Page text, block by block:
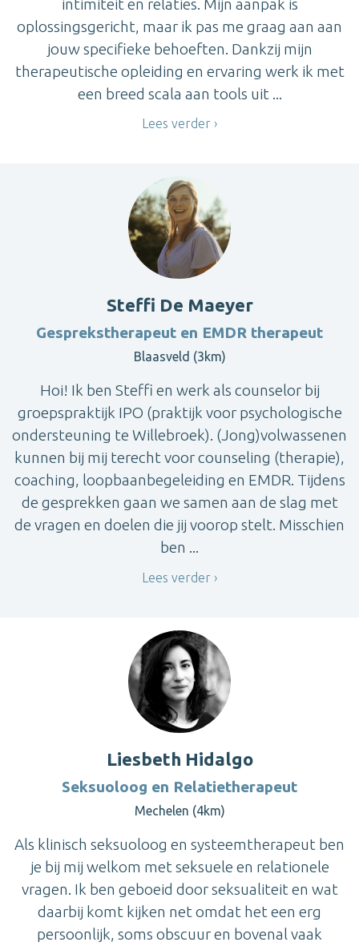
intimiteit en relaties. Mijn aanpak is
oplossingsgericht, maar ik pas me graag aan aan
jouw specifieke behoeften. Dankzij mijn
therapeutische opleiding en ervaring werk ik met
een breed scala aan tools uit ...
Lees verder
Steffi De Maeyer
Gesprekstherapeut en EMDR therapeut
Blaasveld (3km)
Hoi! Ik ben Steffi en werk als counselor bij
groepspraktijk IPO (praktijk voor psychologische
ondersteuning te Willebroek). (Jong)volwassenen
kunnen bij mij terecht voor counseling (therapie),
coaching, loopbaanbegeleiding en EMDR. Tijdens
de gesprekken gaan we samen aan de slag met
de vragen en doelen die jij voorop stelt. Misschien
ben ...
Lees verder
Liesbeth Hidalgo
Seksuoloog en Relatietherapeut
Mechelen (4km)
Als klinisch seksuoloog en systeemtherapeut ben
je bij mij welkom met seksuele en relationele
vragen. Ik ben geboeid door seksualiteit en wat
daarbij komt kijken net omdat het een erg
persoonlijk, soms obscuur en bovenal vaak